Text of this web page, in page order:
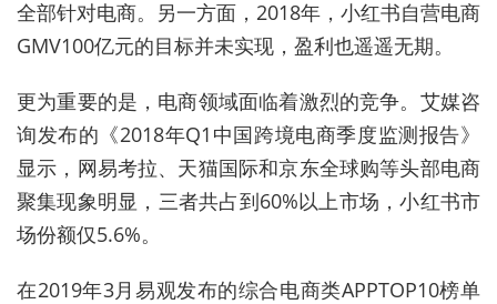
全部针对电商。另一方面，2018年，小红书自营电商
GMV100亿元的目标并未实现，盈利也遥遥无期。
更为重要的是，电商领域面临着激烈的竞争。艾媒咨
询发布的《2018年Q1中国跨境电商季度监测报告》
显示，网易考拉、天猫国际和京东全球购等头部电商
聚集现象明显，三者共占到60%以上市场，小红书市
场份额仅5.6%。
在2019年3月易观发布的综合电商类APPTOP10榜单